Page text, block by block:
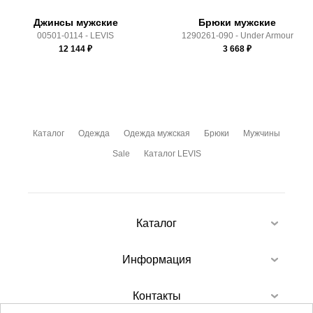
Джинсы мужские
00501-0114 - LEVIS
12 144 ₽
Брюки мужские
1290261-090 - Under Armour
3 668 ₽
Каталог Одежда Одежда мужская Брюки Мужчины
Sale Каталог LEVIS
Каталог
Информация
Контакты